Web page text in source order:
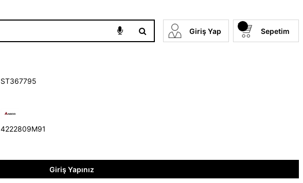
Giriş Yap Sepetim
ST367795
4222809M91
Giriş Yapınız